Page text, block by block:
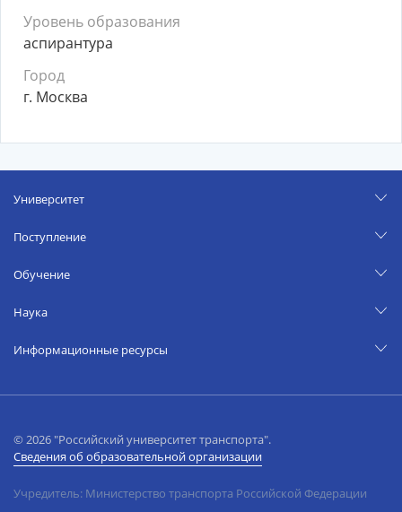
Уровень образования
аспирантура
Город
г. Москва
Университет
Поступление
Обучение
Наука
Информационные ресурсы
© 2026 "Российский университет транспорта".
Сведения об образовательной организации
Учредитель: Министерство транспорта Российской Федерации